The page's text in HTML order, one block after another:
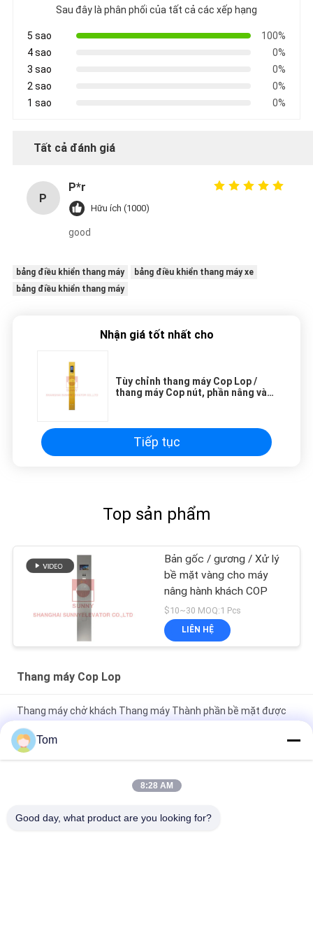
Sau đây là phân phối của tất cả các xếp hạng
5 sao
100%
4 sao
0%
3 sao
0%
2 sao
0%
1 sao
0%
Tất cả đánh giá
P
P*r
Hữu ích (1000)
good
bảng điều khiển thang máy
bảng điều khiển thang máy xe
bảng điều khiển thang máy
Nhận giá tốt nhất cho
Tùy chỉnh thang máy Cop Lop /
thang máy Cop nút, phần nâng và
Tiếp tục
Top sản phẩm
Bản gốc / gương / Xử lý
bề mặt vàng cho máy
nâng hành khách COP
$10~30 MOQ:1 Pcs
LIÊN HỆ
Thang máy Cop Lop
Thang máy chở khách Thang máy Thành phần bề mặt được
gắn trên bề mặt được nhúng
Phòng hạ cánh Đèn thang máy Cop Lop Màu xám AEC339 Cho
lồng sảnh thang máy
Tom
8:28 AM
Good day, what product are you looking for?